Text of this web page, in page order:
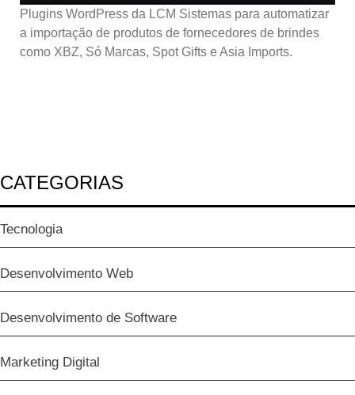
Plugins WordPress da LCM Sistemas para automatizar
a importação de produtos de fornecedores de brindes
como XBZ, Só Marcas, Spot Gifts e Asia Imports.
CATEGORIAS
Tecnologia
Desenvolvimento Web
Desenvolvimento de Software
Marketing Digital